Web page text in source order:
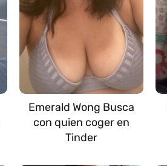
Emerald Wong Busca
con quien coger en
Tinder